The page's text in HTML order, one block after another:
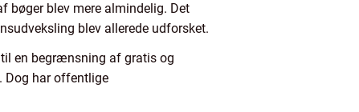
bøger blev mere almindelig. Det
blev allerede udforsket.
til en begrænsning af gratis og
Dog har offentlige